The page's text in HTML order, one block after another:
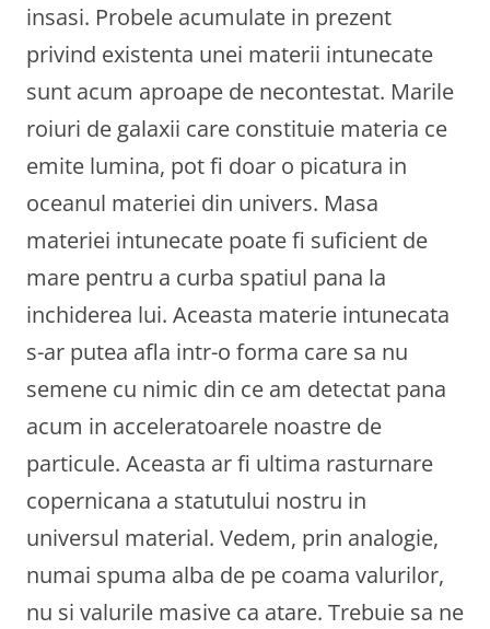
insasi. Probele acumulate in prezent
privind existenta unei materii intunecate
sunt acum aproape de necontestat. Marile
roiuri de galaxii care constituie materia ce
emite lumina, pot fi doar o picatura in
oceanul materiei din univers. Masa
materiei intunecate poate fi suficient de
mare pentru a curba spatiul pana la
inchiderea lui. Aceasta materie intunecata
s-ar putea afla intr-o forma care sa nu
semene cu nimic din ce am detectat pana
acum in acceleratoarele noastre de
particule. Aceasta ar fi ultima rasturnare
copernicana a statutului nostru in
universul material. Vedem, prin analogie,
numai spuma alba de pe coama valurilor,
nu si valurile masive ca atare. Trebuie sa ne